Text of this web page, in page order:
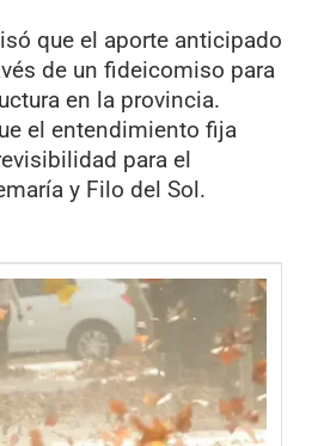
que el aporte anticipado
de un fideicomiso para
en la provincia.
el entendimiento fija
para el
y Filo del Sol.